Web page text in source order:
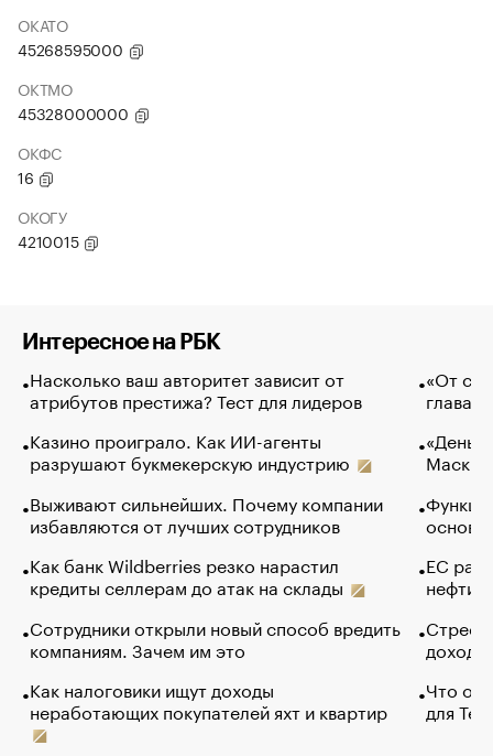
ОКАТО
45268595000
ОКТМО
45328000000
ОКФС
16
ОКОГУ
4210015
Интересное на РБК
Насколько ваш авторитет зависит от
атрибутов престижа? Тест для лидеров
Казино проиграло. Как ИИ-агенты
разрушают букмекерскую индустрию
Выживают сильнейших. Почему компании
избавляются от лучших сотрудников
Как банк Wildberries резко нарастил
кредиты селлерам до атак на склады
Сотрудники открыли новый способ вредить
компаниям. Зачем им это
Как налоговики ищут доходы
неработающих покупателей яхт и квартир
«От
глава
Маск в
основ
ЕС
нефти
Что
для